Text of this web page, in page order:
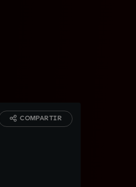
COMPARTIR